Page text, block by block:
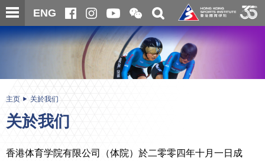
跳
至
主
内
ENG
开
合
微
信
二
维
码
关
搜
寻
主
内
主页 关於我们
关於我们
香港体育学院有限公司（体院）於二零零四年十月一日成